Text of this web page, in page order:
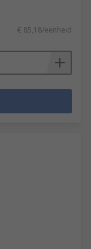
€ 85,18/eenheid